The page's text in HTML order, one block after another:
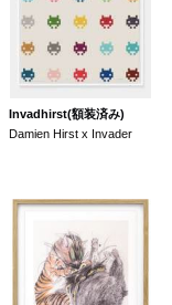
Invadhirst(額装済み)
Damien Hirst x Invader